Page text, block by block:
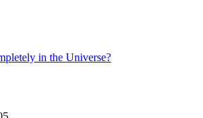
in the Universe?